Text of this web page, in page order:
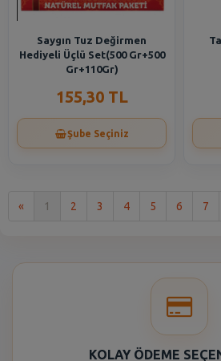
Saygın Tuz Değirmen
Hediyeli Üçlü Set(500 Gr+500
Gr+110Gr)
155,30 TL
Şube Seçiniz
« 1 2 3 4 5 6 7
KOLAY ÖDEME